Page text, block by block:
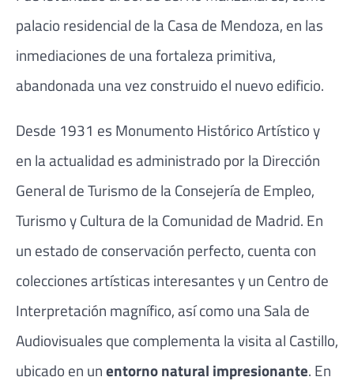
palacio residencial de la Casa de Mendoza, en las
inmediaciones de una fortaleza primitiva,
abandonada una vez construido el nuevo edificio.
Desde 1931 es Monumento Histórico Artístico y
en la actualidad es administrado por la Dirección
General de Turismo de la Consejería de Empleo,
Turismo y Cultura de la Comunidad de Madrid. En
un estado de conservación perfecto, cuenta con
colecciones artísticas interesantes y un Centro de
Interpretación magnífico, así como una Sala de
Audiovisuales que complementa la visita al Castillo,
ubicado en unentorno natural impresionante. En